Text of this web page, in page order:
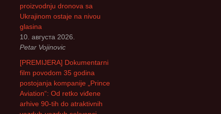
:
proizvodnju dronova sa
Ukrajinom ostaje na nivou
glasina
10. августа 2026.
Petar Vojinovic
[PREMIJERA] Dokumentarni
film povodom 35 godina
postojanja kompanije „Prince
Aviation“: Od retko viđene
arhive 90-tih do atraktivnih